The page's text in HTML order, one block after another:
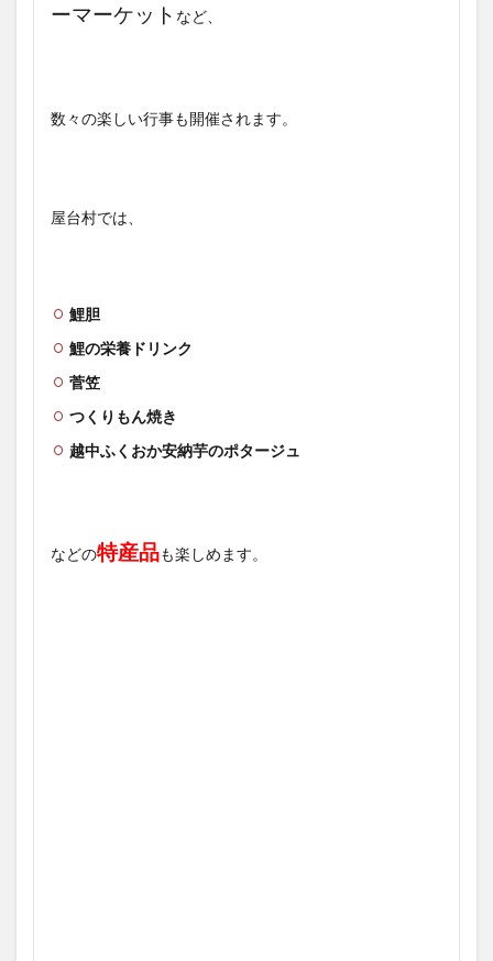
ーマーケット など、
数々の楽しい行事も開催されます。
屋台村では、
鯉胆
鯉の栄養ドリンク
菅笠
つくりもん焼き
越中ふくおか安納芋のポタージュ
などの特産品も楽しめます。